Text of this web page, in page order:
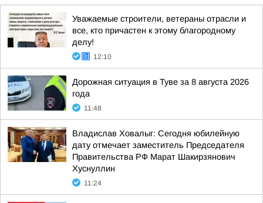
Уважаемые строители, ветераны отрасли и
все, кто причастен к этому благородному
делу!
12:10
Дорожная ситуация в Туве за 8 августа 2026
года
11:48
Владислав Ховалыг: Сегодня юбилейную
дату отмечает заместитель Председателя
Правительства РФ Марат Шакирзянович
Хуснуллин
11:24